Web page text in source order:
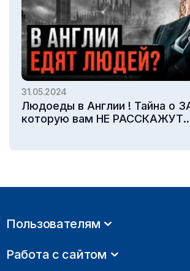
31.05.2024
Людоеды в Англии ! Тайна о
которую вам НЕ
Пользователям
Работа с сайтом